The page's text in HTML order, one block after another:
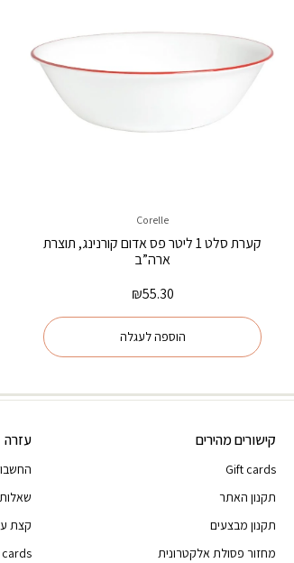
Corelle
קערת סלט 1 ליטר פס אדום קורנינג, תוצרת
ארה”ב
₪55.30
הוספה לעגלה
קישורים מהירים
Gift cards
תקנון האתר
תקנון מבצעים
מחזור פסולת אלקטרונית
עזרה
קצת
cards